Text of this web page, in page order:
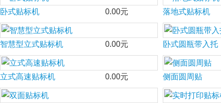
卧式贴标机 0.00元 落地式贴标机
智慧型立式贴标机 0.00元 卧式圆瓶带入托
立式高速贴标机 0.00元 侧面圆周贴